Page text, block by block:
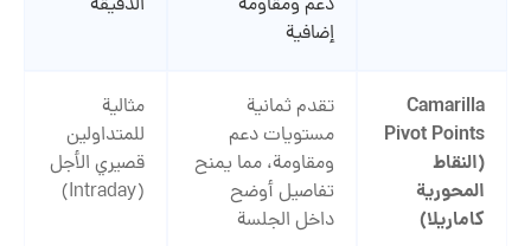
إضافية
Camarilla
Pivot Points
(النقاط
المحورية
كاماريلا)
تقدم ثمانية
مستويات دعم
ومقاومة، مما يمنح
تفاصيل أوضح
داخل الجلسة
مثالية
للمتداولين
قصيري الأجل
(Intraday)